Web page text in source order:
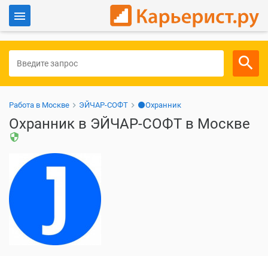
Для работодателей
Работа в Москве ЭЙЧАР-СОФТ ⚫Охранник
Охранник в ЭЙЧАР-СОФТ в Москве
security